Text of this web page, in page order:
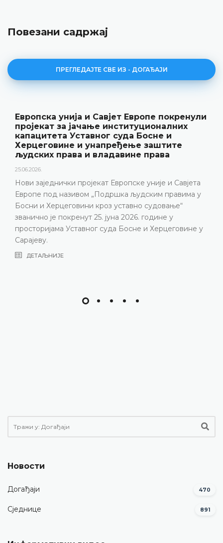
Повезани садржај
ПРЕГЛЕДАЈТЕ СВЕ ИЗ - ДОГАЂАЈИ
покренули
Босне и
заштите
права
уније и Савјета
правима у
судовање“
године у
и Херцеговине у
Уставни суд БиХ
резултате рада и нову
„Годишњак“
18.05.2026.
представљени релевантна
резултати рада Уставног суда
изазови с којима се Уставни
година, нарочито због
састава
Новости
Догађаји 470
Сједнице 891